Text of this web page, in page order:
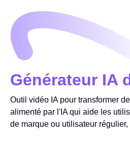
Générateur IA
Outil vidéo IA pour transformer
alimenté par l'IA qui aide les
de marque ou utilisateur